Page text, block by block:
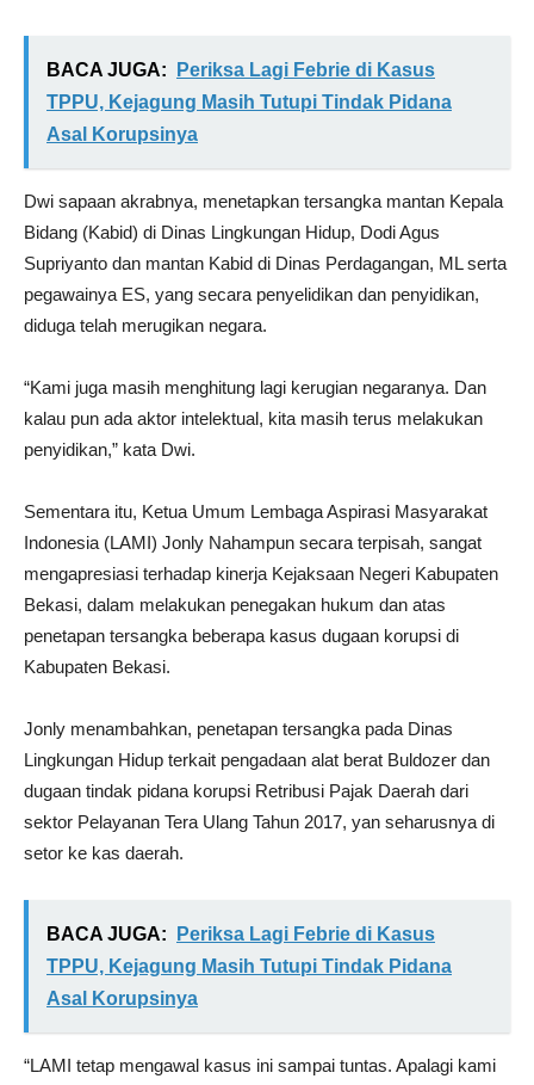
BACA JUGA:
Periksa Lagi Febrie di Kasus
TPPU, Kejagung Masih Tutupi Tindak Pidana
Asal Korupsinya
Dwi sapaan akrabnya, menetapkan tersangka mantan Kepala
Bidang (Kabid) di Dinas Lingkungan Hidup, Dodi Agus
Supriyanto dan mantan Kabid di Dinas Perdagangan, ML serta
pegawainya ES, yang secara penyelidikan dan penyidikan,
diduga telah merugikan negara.
“Kami juga masih menghitung lagi kerugian negaranya. Dan
kalau pun ada aktor intelektual, kita masih terus melakukan
penyidikan,” kata Dwi.
Sementara itu, Ketua Umum Lembaga Aspirasi Masyarakat
Indonesia (LAMI) Jonly Nahampun secara terpisah, sangat
mengapresiasi terhadap kinerja Kejaksaan Negeri Kabupaten
Bekasi, dalam melakukan penegakan hukum dan atas
penetapan tersangka beberapa kasus dugaan korupsi di
Kabupaten Bekasi.
Jonly menambahkan, penetapan tersangka pada Dinas
Lingkungan Hidup terkait pengadaan alat berat Buldozer dan
dugaan tindak pidana korupsi Retribusi Pajak Daerah dari
sektor Pelayanan Tera Ulang Tahun 2017, yan seharusnya di
setor ke kas daerah.
BACA JUGA:
Periksa Lagi Febrie di Kasus
TPPU, Kejagung Masih Tutupi Tindak Pidana
Asal Korupsinya
“LAMI tetap mengawal kasus ini sampai tuntas. Apalagi kami